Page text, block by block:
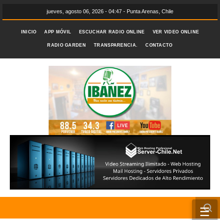
jueves, agosto 06, 2026 - 04:47 - Punta Arenas, Chile
INICIO APP MÓVIL ESCUCHAR RADIO ONLINE VER VIDEO ONLINE
RADIO GARDEN TRANSPARENCIA. CONTACTO
☰